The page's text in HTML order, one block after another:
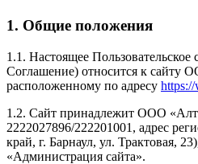
1. Общие положения
1.1. Настоящее
Соглашение) относится к сайту
расположенному по адресу
1.2. Сайт принадлежит ООО
2222027896/222201001, адрес
край, г. Барнаул, ул. Трактовая,
«Администрация сайта».